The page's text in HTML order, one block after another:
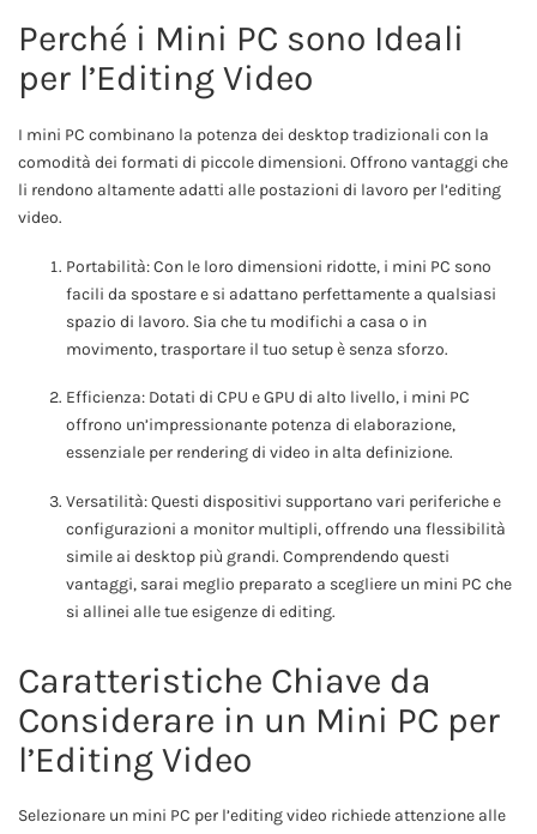
Perché i Mini PC sono Ideali
per l’Editing Video
I mini PC combinano la potenza dei desktop tradizionali con la
comodità dei formati di piccole dimensioni. Offrono vantaggi che
li rendono altamente adatti alle postazioni di lavoro per l’editing
video.
Portabilità: Con le loro dimensioni ridotte, i mini PC sono
facili da spostare e si adattano perfettamente a qualsiasi
spazio di lavoro. Sia che tu modifichi a casa o in
movimento, trasportare il tuo setup è senza sforzo.
Efficienza: Dotati di CPU e GPU di alto livello, i mini PC
offrono un’impressionante potenza di elaborazione,
essenziale per rendering di video in alta definizione.
Versatilità: Questi dispositivi supportano vari periferiche e
configurazioni a monitor multipli, offrendo una flessibilità
simile ai desktop più grandi. Comprendendo questi
vantaggi, sarai meglio preparato a scegliere un mini PC che
si allinei alle tue esigenze di editing.
Caratteristiche Chiave da
Considerare in un Mini PC per
l’Editing Video
Selezionare un mini PC per l’editing video richiede attenzione alle